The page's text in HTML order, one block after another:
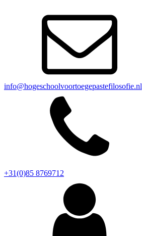
info@hogeschoolvoortoegepastefilosofie.nl
+31(0)85 8769712